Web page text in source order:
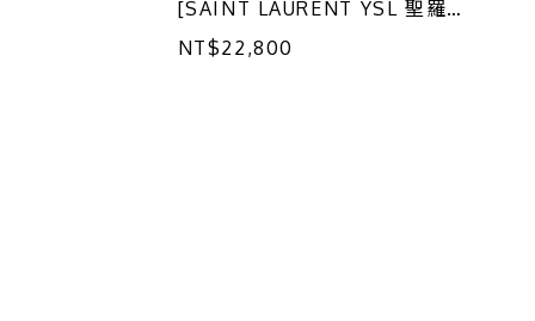
[SAINT LAURENT YSL 聖羅
蘭]
NT$22,800